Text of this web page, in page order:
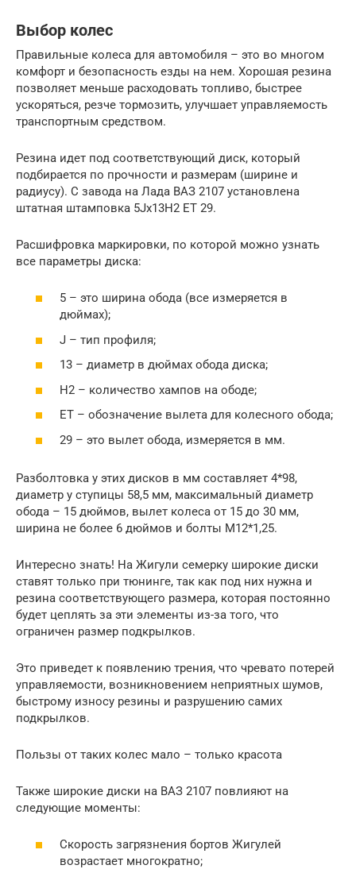
Выбор колес
Правильные колеса для автомобиля – это во многом
комфорт и безопасность езды на нем. Хорошая резина
позволяет меньше расходовать топливо, быстрее
ускоряться, резче тормозить, улучшает управляемость
транспортным средством.
Резина идет под соответствующий диск, который
подбирается по прочности и размерам (ширине и
радиусу). С завода на Лада ВАЗ 2107 установлена
штатная штамповка 5Jx13H2 ET 29.
Расшифровка маркировки, по которой можно узнать
все параметры диска:
5 – это ширина обода (все измеряется в
дюймах);
J – тип профиля;
13 – диаметр в дюймах обода диска;
Н2 – количество хампов на ободе;
ЕТ – обозначение вылета для колесного обода;
29 – это вылет обода, измеряется в мм.
Разболтовка у этих дисков в мм составляет 4*98,
диаметр у ступицы 58,5 мм, максимальный диаметр
обода – 15 дюймов, вылет колеса от 15 до 30 мм,
ширина не более 6 дюймов и болты М12*1,25.
Интересно знать! На Жигули семерку широкие диски
ставят только при тюнинге, так как под них нужна и
резина соответствующего размера, которая постоянно
будет цеплять за эти элементы из-за того, что
ограничен размер подкрылков.
Это приведет к появлению трения, что чревато потерей
управляемости, возникновением неприятных шумов,
быстрому износу резины и разрушению самих
подкрылков.
Пользы от таких колес мало – только красота
Также широкие диски на ВАЗ 2107 повлияют на
следующие моменты:
Скорость загрязнения бортов Жигулей
возрастает многократно;